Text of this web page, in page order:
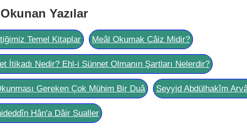
Yazılar
Temel Kitaplar Meâl Okumak Câiz Midir?
İtikadı Nedir? Ehl-i Sünnet Olmanın Şartları Nelerdir?
Gereken Çok Mühim Bir Duâ Seyyid Abdülhakîm
Hân'a Dâir Sualler